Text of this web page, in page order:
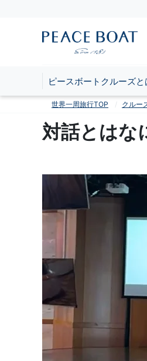
ピースボートクルーズと
世界一周旅行TOP クルー
対話とはな